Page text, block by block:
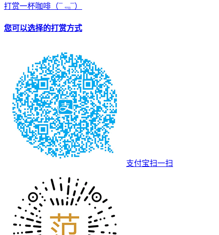
打赏一杯咖啡 （¯﹃¯）
您可以选择的打赏方式
支付宝扫一扫